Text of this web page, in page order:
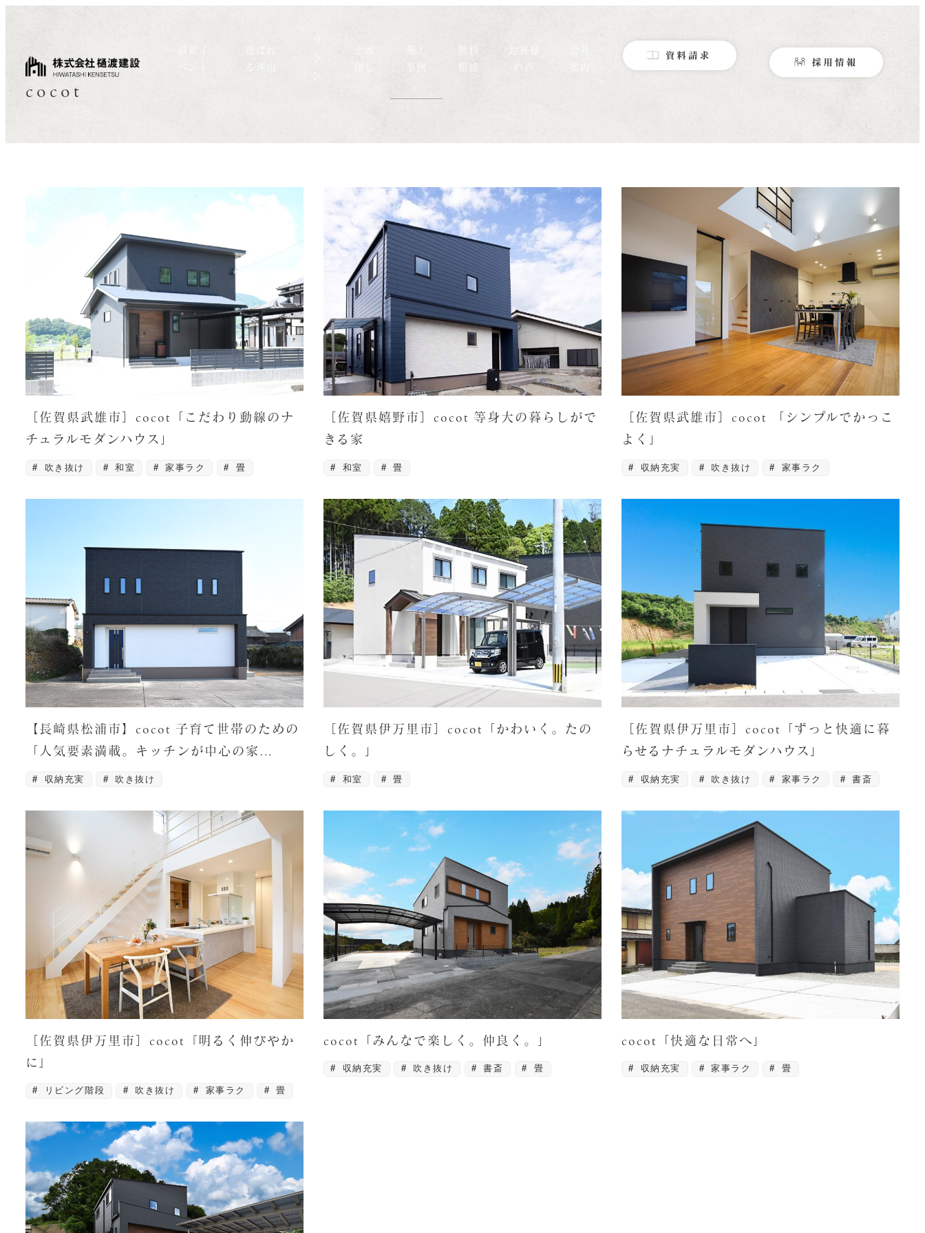
最新イ
る理由
無料
お客様
の声
cocot
［佐賀県武雄市］cocot「こだわり動線のナ
チュラルモダンハウス」
吹き抜け 和室 家事ラク 畳
［佐賀県嬉野市］cocot 等身大の暮らしがで
きる家
和室 畳
［佐賀県武雄市］cocot 「シンプルでかっこ
よく」
収納充実 吹き抜け 家事ラク
【長崎県松浦市】cocot 子育て世帯のための
「人気要素満載。キッチンが中心の家…
収納充実 吹き抜け
［佐賀県伊万里市］cocot「かわいく。たの
しく。」
和室 畳
［佐賀県伊万里市］cocot「ずっと快適に暮
らせるナチュラルモダンハウス」
収納充実 吹き抜け 家事ラク 書斎
［佐賀県伊万里市］cocot『明るく伸びやか
に』
リビング階段 吹き抜け 家事ラク 畳
cocot「みんなで楽しく。仲良く。」
収納充実 吹き抜け 書斎 畳
cocot「快適な日常へ」
収納充実 家事ラク 畳